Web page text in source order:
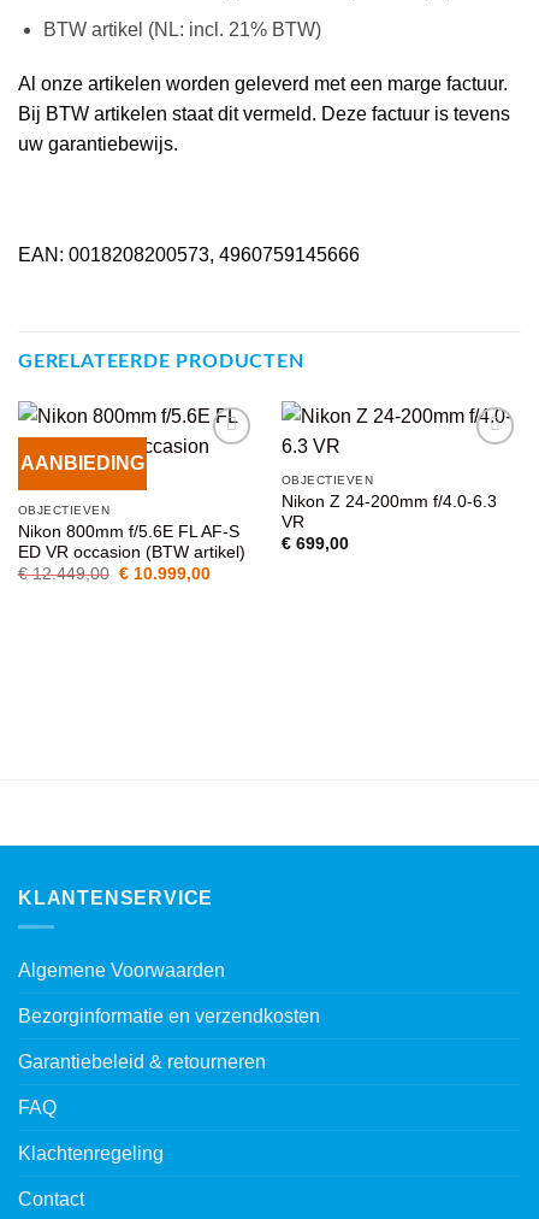
BTW artikel (NL: incl. 21% BTW)
Al onze artikelen worden geleverd met een marge factuur.
Bij BTW artikelen staat dit vermeld. Deze factuur is tevens
uw garantiebewijs.
EAN: 0018208200573, 4960759145666
GERELATEERDE PRODUCTEN
AANBIEDINGVOEG TOE
OBJECTIEVEN
Nikon 800mm f/5.6E FL AF-S
ED VR occasion (BTW artikel)
€12.449,00 Oorspronkelijke
€10.999,00Huidige
WENSENLIJST
OBJECTIEVEN
Nikon Z 24-200mm f/4.0-6.3
VR
€699,00
KLANTENSERVICE
Algemene Voorwaarden
Bezorginformatie en verzendkosten
Garantiebeleid & retourneren
FAQ
Klachtenregeling
Contact